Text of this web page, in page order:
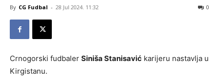
By CG Fudbal - 28 Jul 2024. 11:32 0
Crnogorski fudbaler Siniša Stanisavić karijeru nastavlja u
Kirgistanu.